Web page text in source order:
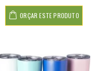
ORÇAR ESTE PRODUTO